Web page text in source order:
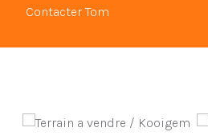
Contacter Tom